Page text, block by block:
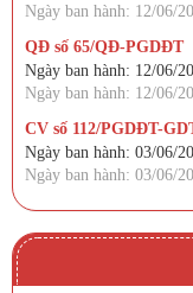
Ngày ban hành: 12/06/
QĐ số 65/QĐ-PGDĐT
Ngày ban hành: 12/06/
Ngày ban hành: 12/06/
CV số 112/PGDĐT-
Ngày ban hành: 03/06/
Ngày ban hành: 03/06/